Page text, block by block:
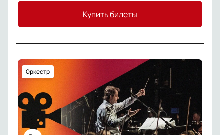
Купить билеты
Оркестр